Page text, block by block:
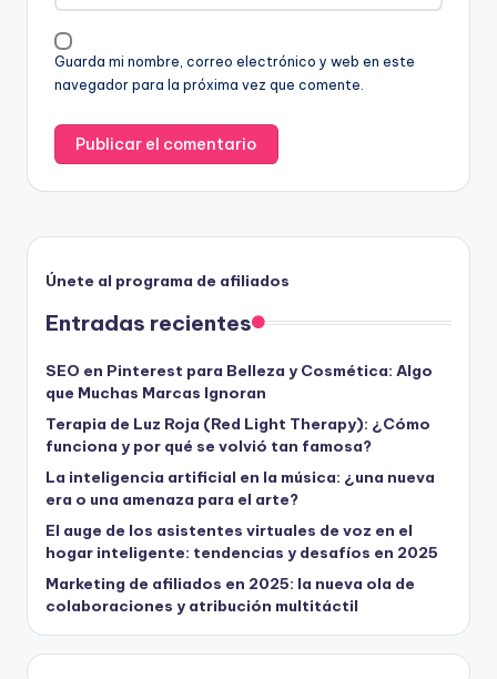
Guarda mi nombre, correo electrónico y web en este
navegador para la próxima vez que comente.
Únete al programa de afiliados
Entradas recientes
SEO en Pinterest para Belleza y Cosmética: Algo
que Muchas Marcas Ignoran
Terapia de Luz Roja (Red Light Therapy): ¿Cómo
funciona y por qué se volvió tan famosa?
La inteligencia artificial en la música: ¿una nueva
era o una amenaza para el arte?
El auge de los asistentes virtuales de voz en el
hogar inteligente: tendencias y desafíos en 2025
Marketing de afiliados en 2025: la nueva ola de
colaboraciones y atribución multitáctil